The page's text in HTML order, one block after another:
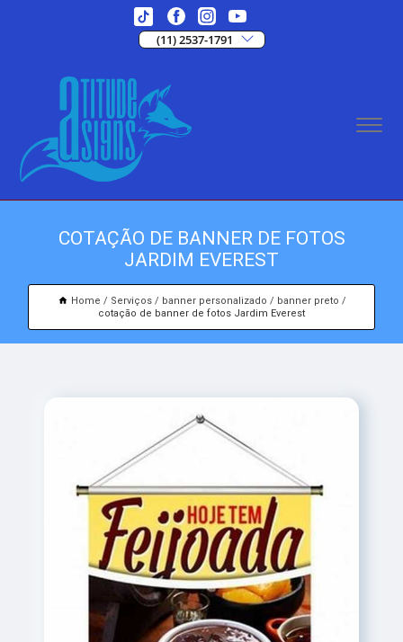
(11) 2537-1791
COTAÇÃO DE BANNER DE FOTOS
JARDIM EVEREST
Home Serviços banner personalizado
banner preto
cotação de banner de fotos Jardim Everest